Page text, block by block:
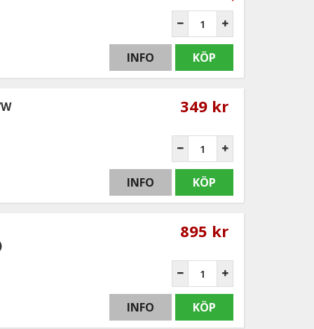
INFO KÖP
349 kr
INFO KÖP
895 kr
INFO KÖP